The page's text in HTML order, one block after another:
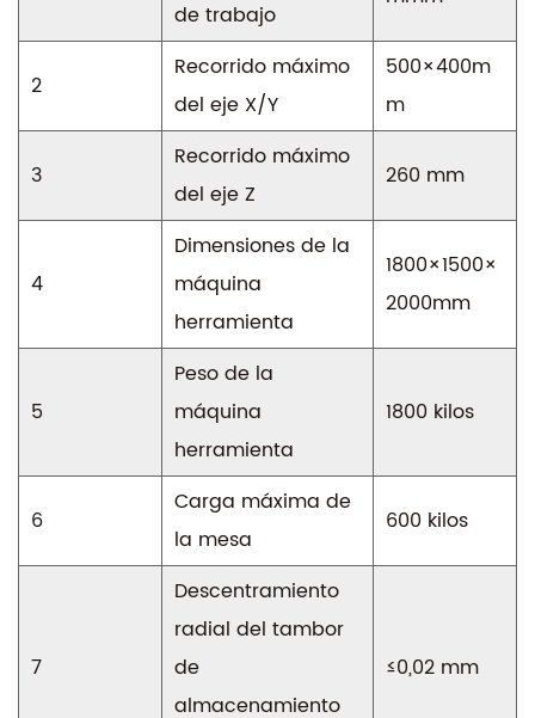
de trabajo
2
Recorrido máximo
del eje X/Y
500×400m
m
3
Recorrido máximo
del eje Z
260 mm
4
Dimensiones de la
máquina
herramienta
1800×1500×
2000mm
5
Peso de la
máquina
herramienta
1800 kilos
6
Carga máxima de
la mesa
600 kilos
7
Descentramiento
radial del tambor
de
almacenamiento
≤0,02 mm